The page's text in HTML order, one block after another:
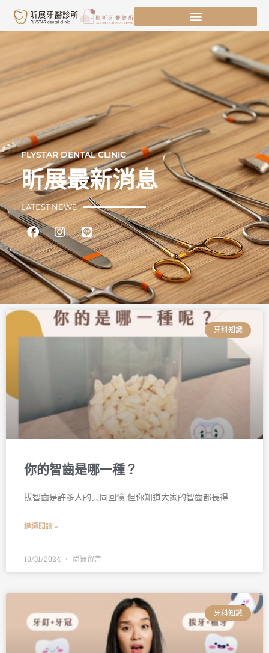
主
容
FLYSTAR DENTAL CLINIC
昕展最新消息
LATEST NEWS
FacebookInstagram
Line
牙科知識
你的智齒是哪一種？
拔智齒是許多人的共同回憶 但你知道大家的智齒都長得
繼續閱讀 »
10/31/2024 尚無留言
牙科知識
頁
面
頁
面
頁 頁 頁
面
頁
面